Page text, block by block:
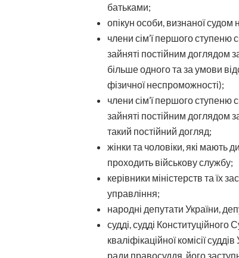
батьками;
опікун особи, визнаної судом
члени сім’ї першого ступеню
зайняті постійним доглядом
більше одного та за умови
фізичної неспроможності);
члени сім’ї першого ступеню
зайняті постійним доглядом
такий постійний догляд;
жінки та чоловіки, які мають
проходить військову службу;
керівники міністерств та їх
управління;
народні депутати України,
судді, судді
кваліфікаційної комісії
ради правосуддя, його